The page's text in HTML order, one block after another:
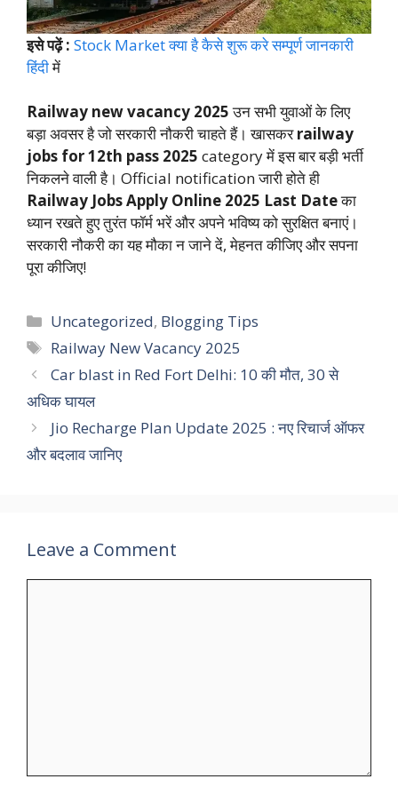
इसे पढ़ें : Stock Market क्या है कैसे शुरू करे सम्पूर्ण जानकारी
हिंदीमें
Railway new vacancy 2025उन सभी युवाओं के लिए
बड़ा अवसर है जो सरकारी नौकरी चाहते हैं। खासकरrailway
jobs for 12th pass 2025 category में इस बार बड़ी भर्ती
निकलने वाली है। Official notification जारी होते ही
Railway Jobs Apply Online 2025 Last Dateका
ध्यान रखते हुए तुरंत फॉर्म भरें और अपने भविष्य को सुरक्षित बनाएं।
सरकारी नौकरी का यह मौका न जाने दें, मेहनत कीजिए और सपना
पूरा कीजिए!
Categories
Uncategorized, Blogging Tips
Tags
Railway New Vacancy 2025
Car blast in Red Fort Delhi: 10 की मौत, 30 से
अधिक घायल
Jio Recharge Plan Update 2025 : नए रिचार्ज ऑफर
और बदलाव जानिए
Leave a Comment